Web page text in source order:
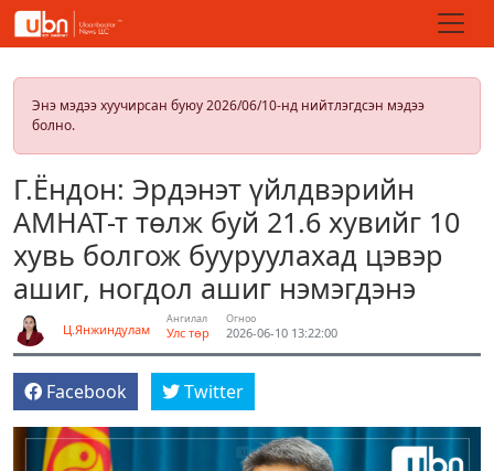
Энэ мэдээ хуучирсан буюу 2026/06/10-нд нийтлэгдсэн мэдээ
болно.
Г.Ёндон: Эрдэнэт үйлдвэрийн
АМНАТ-т төлж буй 21.6 хувийг 10
хувь болгож бууруулахад цэвэр
ашиг, ногдол ашиг нэмэгдэнэ
Ц.Янжиндулам
Ангилал
Улс төр
Огноо
2026-06-10 13:22:00
Facebook Twitter